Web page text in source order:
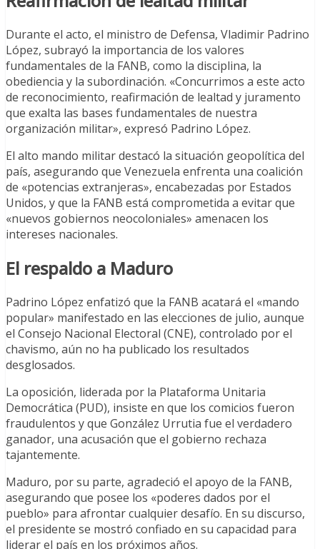
Durante el acto, el ministro de Defensa, Vladimir Padrino
López, subrayó la importancia de los valores
fundamentales de la FANB, como la disciplina, la
obediencia y la subordinación. «Concurrimos a este acto
de reconocimiento, reafirmación de lealtad y juramento
que exalta las bases fundamentales de nuestra
organización militar», expresó Padrino López.
El alto mando militar destacó la situación geopolítica del
país, asegurando que Venezuela enfrenta una coalición
de «potencias extranjeras», encabezadas por Estados
Unidos, y que la FANB está comprometida a evitar que
«nuevos gobiernos neocoloniales» amenacen los
intereses nacionales.
El respaldo a Maduro
Padrino López enfatizó que la FANB acatará el «mando
popular» manifestado en las elecciones de julio, aunque
el Consejo Nacional Electoral (CNE), controlado por el
chavismo, aún no ha publicado los resultados
desglosados.
La oposición, liderada por la Plataforma Unitaria
Democrática (PUD), insiste en que los comicios fueron
fraudulentos y que González Urrutia fue el verdadero
ganador, una acusación que el gobierno rechaza
tajantemente.
Maduro, por su parte, agradeció el apoyo de la FANB,
asegurando que posee los «poderes dados por el
pueblo» para afrontar cualquier desafío. En su discurso,
el presidente se mostró confiado en su capacidad para
liderar el país en los próximos años.